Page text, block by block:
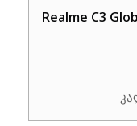
Realme C3